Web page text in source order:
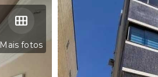
Mais fotos